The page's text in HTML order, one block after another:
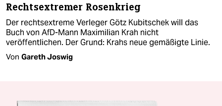
Rechtsextremer Rosenkrieg
Der rechtsextreme Verleger Götz Kubitschek will das
Buch von AfD-Mann Maximilian Krah nicht
veröffentlichen. Der Grund: Krahs neue gemäßigte Linie.
Von Gareth Joswig